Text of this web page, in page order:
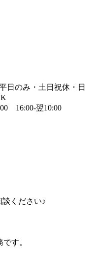
日のみ・土日祝休・日
16:00-翌10:00
ください♪
す。